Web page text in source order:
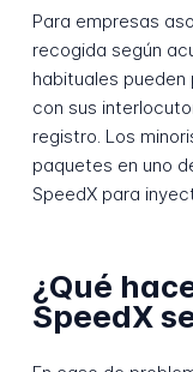
Para empresas
recogida según
habituales
con sus
registro. Los
paquetes en uno
SpeedX para
¿Qué
SpeedX